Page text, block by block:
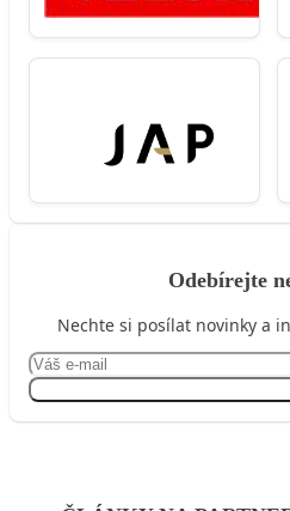
Odebírejte
Nechte si posílat novinky a